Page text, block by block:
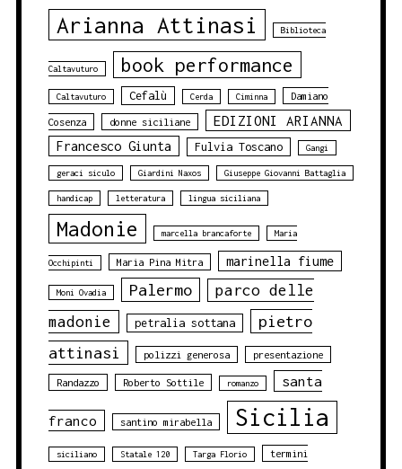
Arianna Attinasi Biblioteca
Caltavuturo book performance
Caltavuturo Cefalù Cerda Ciminna Damiano
Cosenza donne siciliane EDIZIONI ARIANNA
Francesco Giunta Fulvia Toscano Gangi
geraci siculo Giardini Naxos Giuseppe Giovanni Battaglia
handicap letteratura lingua siciliana
Madonie marcella brancaforte Maria
Occhipinti Maria Pina Mitra marinella fiume
Moni Ovadia Palermo
parco delle
madonie
petralia sottana
pietro
attinasi
polizzi generosa presentazione
Randazzo Roberto Sottile romanzo santa
franco santino mirabella Sicilia
siciliano Statale 120 Targa Florio termini